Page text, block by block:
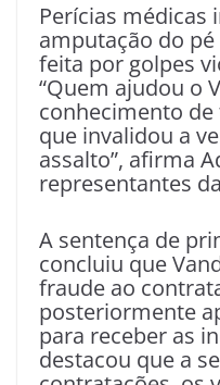
Perícias médicas
amputação do
feita por golpes
“Quem ajudou o
conhecimento
que invalidou a
assalto”, afirma
representantes
A sentença de
concluiu que
fraude ao
posteriormente
para receber as
destacou que a